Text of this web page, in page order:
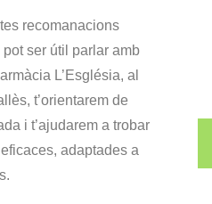
recomanacions
pot ser útil parlar amb
L’Església, al
t’orientarem de
i t’ajudarem a trobar
adaptades a